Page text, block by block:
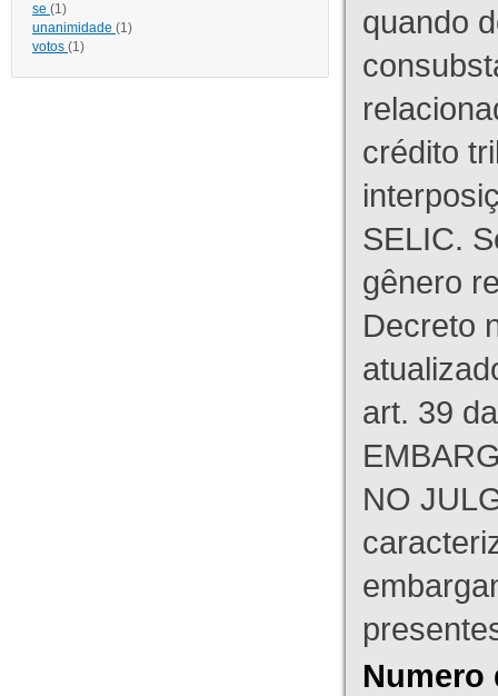
se (1)
unanimidade (1)
votos (1)
quando
crédito
SELIC.
gênero
Decreto
art. 39
NO
Numero